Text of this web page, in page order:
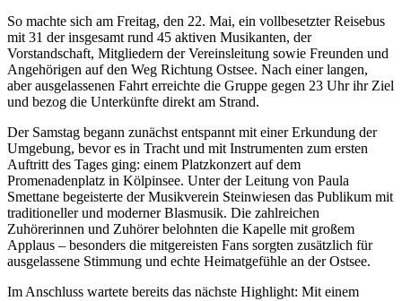
So machte sich am Freitag, den 22. Mai, ein vollbesetzter Reisebus
mit 31 der insgesamt rund 45 aktiven Musikanten, der
Vorstandschaft, Mitgliedern der Vereinsleitung sowie Freunden und
Angehörigen auf den Weg Richtung Ostsee. Nach einer langen,
aber ausgelassenen Fahrt erreichte die Gruppe gegen 23 Uhr ihr Ziel
und bezog die Unterkünfte direkt am Strand.
Der Samstag begann zunächst entspannt mit einer Erkundung der
Umgebung, bevor es in Tracht und mit Instrumenten zum ersten
Auftritt des Tages ging: einem Platzkonzert auf dem
Promenadenplatz in Kölpinsee. Unter der Leitung von Paula
Smettane begeisterte der Musikverein Steinwiesen das Publikum mit
traditioneller und moderner Blasmusik. Die zahlreichen
Zuhörerinnen und Zuhörer belohnten die Kapelle mit großem
Applaus – besonders die mitgereisten Fans sorgten zusätzlich für
ausgelassene Stimmung und echte Heimatgefühle an der Ostsee.
Im Anschluss wartete bereits das nächste Highlight: Mit einem